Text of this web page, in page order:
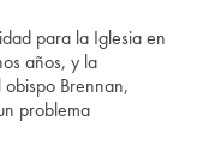
para la Iglesia en
años, y la
Brennan,
problema